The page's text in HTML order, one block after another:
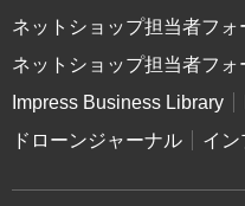
ネットショップ担当者フォ
ネットショップ担当者フ
Impress Business Library
ドローンジャーナル
イン